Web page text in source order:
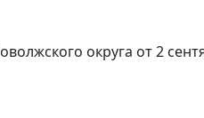
округа от 2